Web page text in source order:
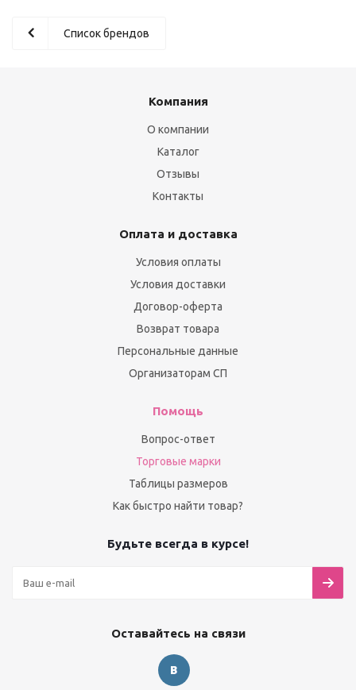
Список брендов
Компания
О компании
Каталог
Отзывы
Контакты
Оплата и доставка
Условия оплаты
Условия доставки
Договор-оферта
Возврат товара
Персональные данные
Организаторам СП
Помощь
Вопрос-ответ
Торговые марки
Таблицы размеров
Как быстро найти товар?
Будьте всегда в курсе!
Оставайтесь на связи